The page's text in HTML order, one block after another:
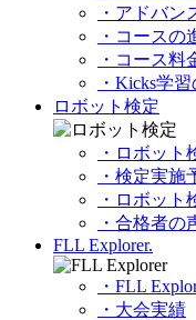
・アドバン
・コースの
・コース料
・Kicks学
ロボット検定
・ロボット
・検定実施
・ロボット
・合格者の
FLL Explorer.
・FLL
・大会実績